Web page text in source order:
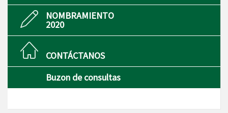
NOMBRAMIENTO
2020
CONTÁCTANOS
Buzon de consultas